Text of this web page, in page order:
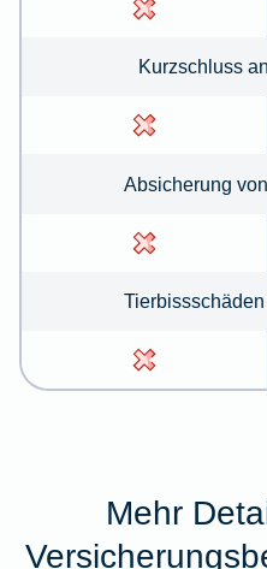
Kurz­schluss
Absicherung
Mehr